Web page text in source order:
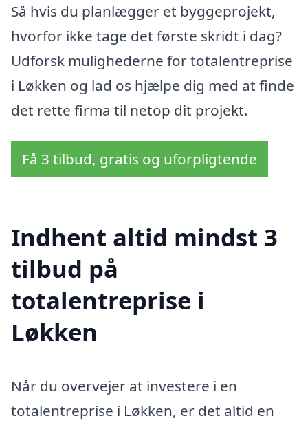
Så hvis du planlægger et byggeprojekt,
hvorfor ikke tage det første skridt i dag?
Udforsk mulighederne for totalentreprise
i Løkken og lad os hjælpe dig med at finde
det rette firma til netop dit projekt.
Få 3 tilbud, gratis og uforpligtende
Indhent altid mindst 3
tilbud på
totalentreprise i
Løkken
Når du overvejer at investere i en
totalentreprise i Løkken, er det altid en